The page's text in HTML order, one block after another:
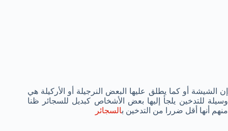
إن الشيشة أو كما يطلق عليها البعض النرجيلة أو الأركيلة هي
وسيلة للتدخين يلجأ إليها بعض الأشخاص كبديل للسجائر ظنا
منهم أنها أقل ضررا من التدخين بالسجائر